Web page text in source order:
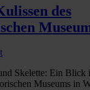
des
Skelette: Ein Blick
Museums in